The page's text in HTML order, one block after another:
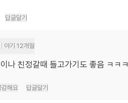
답글달기
아기 12개월
나 친정갈때 들고가기도 좋음 ㅋㅋㅋ
감해요 답글달기